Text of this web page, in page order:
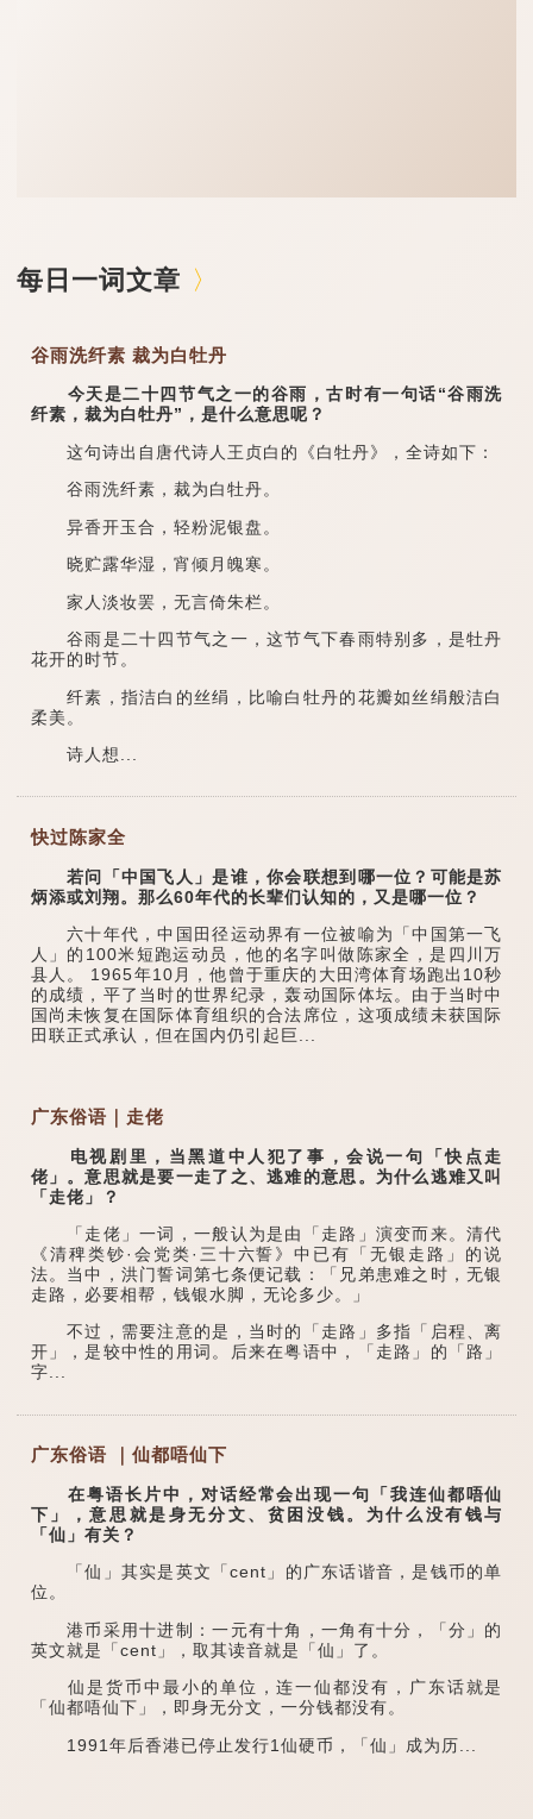
每日一词文章
谷雨洗纤素 裁为白牡丹
今天是二十四节气之一的谷雨，古时有一句话“谷雨洗
纤素，裁为白牡丹”，是什么意思呢？
这句诗出自唐代诗人王贞白的《白牡丹》，全诗如下：
谷雨洗纤素，裁为白牡丹。
异香开玉合，轻粉泥银盘。
晓贮露华湿，宵倾月魄寒。
家人淡妆罢，无言倚朱栏。
谷雨是二十四节气之一，这节气下春雨特别多，是牡丹
花开的时节。
纤素，指洁白的丝绢，比喻白牡丹的花瓣如丝绢般洁白
柔美。
诗人想...
快过陈家全
若问「中国飞人」是谁，你会联想到哪一位？可能是苏
炳添或刘翔。那么60年代的长辈们认知的，又是哪一位？
六十年代，中国田径运动界有一位被喻为「中国第一飞
人」的100米短跑运动员，他的名字叫做陈家全，是四川万
县人。 1965年10月，他曾于重庆的大田湾体育场跑出10秒
的成绩，平了当时的世界纪录，轰动国际体坛。由于当时中
国尚未恢复在国际体育组织的合法席位，这项成绩未获国际
田联正式承认，但在国内仍引起巨...
广东俗语｜走佬
电视剧里，当黑道中人犯了事，会说一句「快点走
佬」。意思就是要一走了之、逃难的意思。为什么逃难又叫
「走佬」？
「走佬」一词，一般认为是由「走路」演变而来。清代
《清稗类钞·会党类·三十六誓》中已有「无银走路」的说
法。当中，洪门誓词第七条便记载：「兄弟患难之时，无银
走路，必要相帮，钱银水脚，无论多少。」
不过，需要注意的是，当时的「走路」多指「启程、离
开」，是较中性的用词。后来在粤语中，「走路」的「路」
字...
广东俗语 ｜仙都唔仙下
在粤语长片中，对话经常会出现一句「我连仙都唔仙
下」，意思就是身无分文、贫困没钱。为什么没有钱与
「仙」有关？
「仙」其实是英文「cent」的广东话谐音，是钱币的单
位。
港币采用十进制：一元有十角，一角有十分，「分」的
英文就是「cent」，取其读音就是「仙」了。
仙是货币中最小的单位，连一仙都没有，广东话就是
「仙都唔仙下」，即身无分文，一分钱都没有。
1991年后香港已停止发行1仙硬币，「仙」成为历...